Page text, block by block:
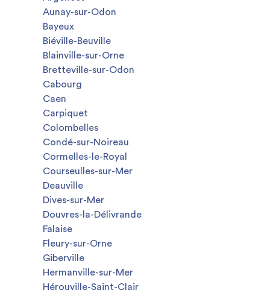
Aunay-sur-Odon
Bayeux
Biéville-Beuville
Blainville-sur-Orne
Bretteville-sur-Odon
Cabourg
Caen
Carpiquet
Colombelles
Condé-sur-Noireau
Cormelles-le-Royal
Courseulles-sur-Mer
Deauville
Dives-sur-Mer
Douvres-la-Délivrande
Falaise
Fleury-sur-Orne
Giberville
Hermanville-sur-Mer
Hérouville-Saint-Clair